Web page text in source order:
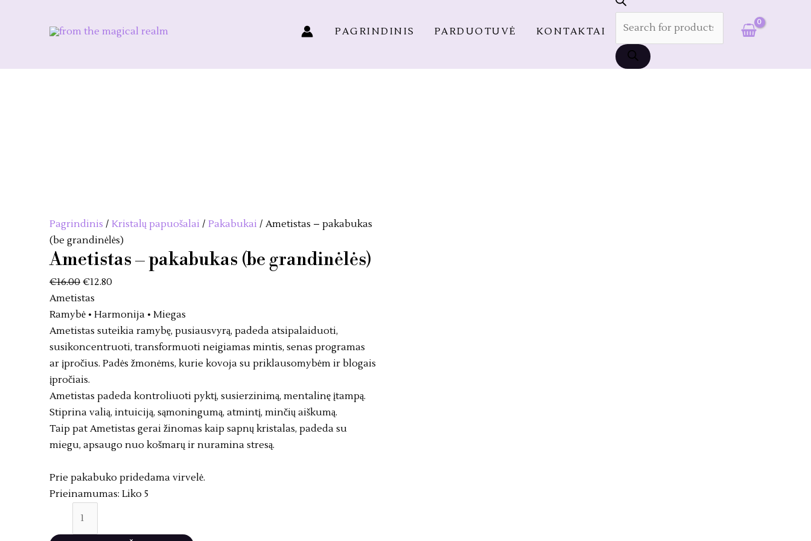
PAGRINDINIS PARDUOTUVĖ KONTAKTAI
PAIEŠKA
Pagrindinis / Kristalų papuošalai / Pakabukai / Ametistas – pakabukas
(be grandinėlės)
Ametistas – pakabukas (be grandinėlės)
€16.00 €12.80
Ametistas
Ramybė • Harmonija • Miegas
Ametistas suteikia ramybę, pusiausvyrą, padeda atsipalaiduoti,
susikoncentruoti, transformuoti neigiamas mintis, senas programas
ar įpročius. Padės žmonėms, kurie kovoja su priklausomybėm ir blogais
įpročiais.
Ametistas padeda kontroliuoti pyktį, susierzinimą, mentalinę įtampą.
Stiprina valią, intuiciją, sąmoningumą, atmintį, minčių aiškumą.
Taip pat Ametistas gerai žinomas kaip sapnų kristalas, padeda su
miegu, apsaugo nuo košmarų ir nuramina stresą.
Prie pakabuko pridedama virvelė.
Prieinamumas: Liko 5